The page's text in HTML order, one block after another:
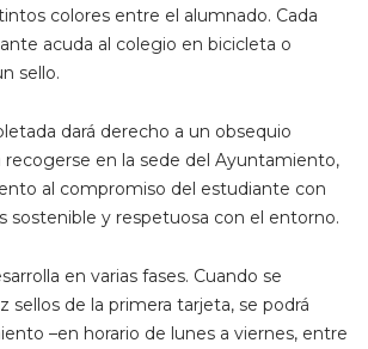
colores entre el alumnado. Cada
acuda al colegio en bicicleta o
sello.
dará derecho a un obsequio
recogerse en la sede del Ayuntamiento,
al compromiso del estudiante con
sostenible y respetuosa con el entorno.
en varias fases. Cuando se
sellos de la primera tarjeta, se podrá
–en horario de lunes a viernes, entre